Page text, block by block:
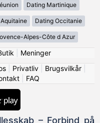
Dating Martinique
Dating Occitanie
Alpes-Côte d Azur
Meninger
| Privatliv| Brugsvilkår|
| FAQ
– Forbind på